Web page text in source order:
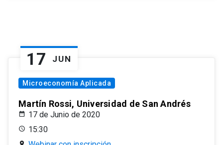
17 JUN
Microeconomía Aplicada
Martín Rossi, Universidad de San Andrés
17 de Junio de 2020
15:30